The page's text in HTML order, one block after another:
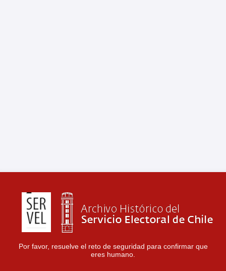
Por favor, resuelve el reto de seguridad para confirmar que
eres humano.